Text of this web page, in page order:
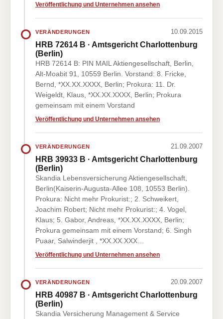
Veröffentlichung und Unternehmen ansehen
VERÄNDERUNGEN 10.09.2015
HRB 72614 B · Amtsgericht Charlottenburg
(Berlin)
HRB 72614 B: PIN MAIL Aktiengesellschaft, Berlin,
Alt-Moabit 91, 10559 Berlin. Vorstand: 8. Fricke,
Bernd, *XX.XX.XXXX, Berlin; Prokura: 11. Dr.
Weigeldt, Klaus, *XX.XX.XXXX, Berlin; Prokura
gemeinsam mit einem Vorstand
Veröffentlichung und Unternehmen ansehen
VERÄNDERUNGEN 21.09.2007
HRB 39933 B · Amtsgericht Charlottenburg
(Berlin)
Skandia Lebensversicherung Aktiengesellschaft,
Berlin(Kaiserin-Augusta-Allee 108, 10553 Berlin).
Prokura: Nicht mehr Prokurist:; 2. Schweikert,
Joachim Robert; Nicht mehr Prokurist:; 4. Vogel,
Klaus; 5. Gabor, Andreas, *XX.XX.XXXX, Berlin;
Prokura gemeinsam mit einem Vorstand; 6. Singh
Puaar, Salwinderjit , *XX.XX.XXX…
Veröffentlichung und Unternehmen ansehen
VERÄNDERUNGEN 20.09.2007
HRB 40987 B · Amtsgericht Charlottenburg
(Berlin)
Skandia Versicherung Management & Service